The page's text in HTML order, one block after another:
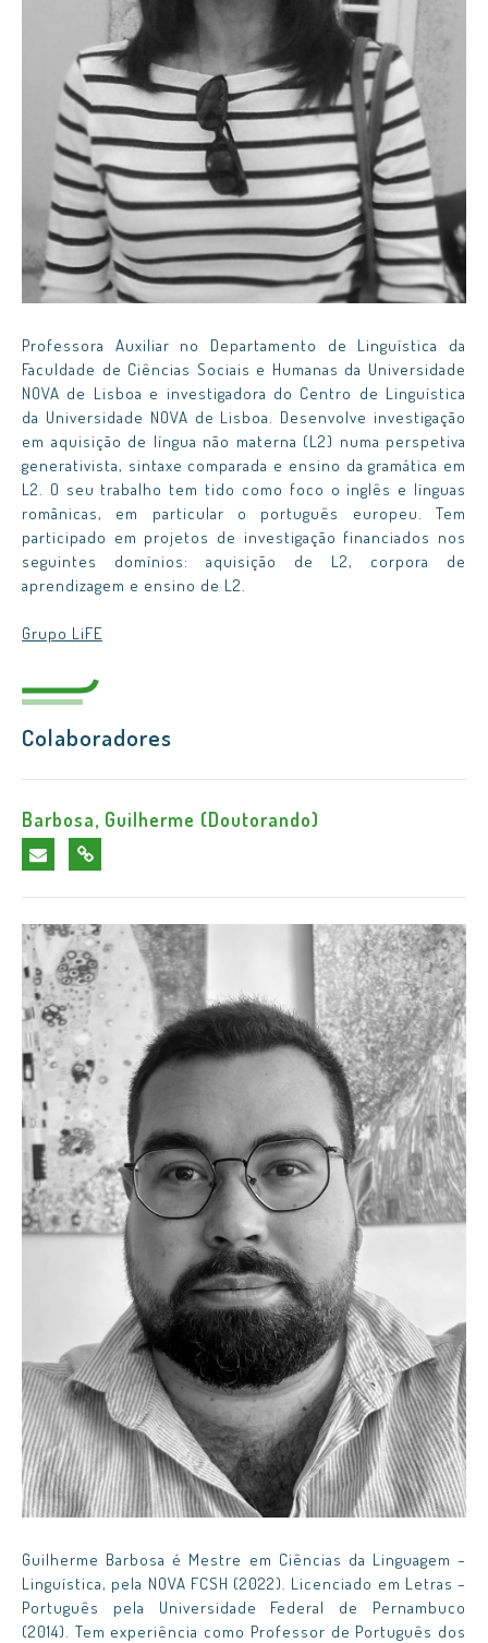
Professora Auxiliar no Departamento de Linguística da
Faculdade de Ciências Sociais e Humanas da Universidade
NOVA de Lisboa e investigadora do Centro de Linguística
da Universidade NOVA de Lisboa. Desenvolve investigação
em aquisição de língua não materna (L2) numa perspetiva
generativista, sintaxe comparada e ensino da gramática em
L2. O seu trabalho tem tido como foco o inglês e línguas
românicas, em particular o português europeu. Tem
participado em projetos de investigação financiados nos
seguintes domínios: aquisição de L2, corpora de
aprendizagem e ensino de L2.
Grupo LiFE
Colaboradores
Barbosa, Guilherme (Doutorando)
Guilherme Barbosa é Mestre em Ciências da Linguagem –
Linguística, pela NOVA FCSH (2022). Licenciado em Letras –
Português pela Universidade Federal de Pernambuco
(2014). Tem experiência como Professor de Português dos